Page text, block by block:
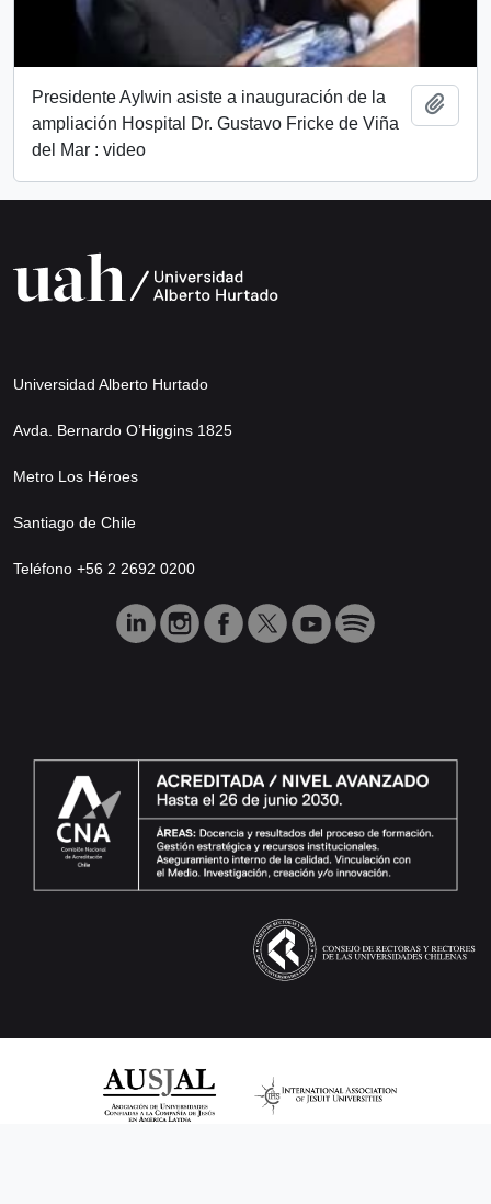
Presidente Aylwin asiste a inauguración de la
ampliación Hospital Dr. Gustavo Fricke de Viña
del Mar : video
Universidad Alberto Hurtado
Avda. Bernardo O’Higgins 1825
Metro Los Héroes
Santiago de Chile
Teléfono +56 2 2692 0200